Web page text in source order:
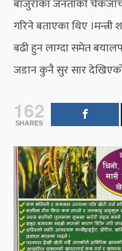
बाजुराका जनताको
गरिने बताएका थिए
बढी हुन लाग्दा समेत
जडान कुनै सुर सार
162
SHARES